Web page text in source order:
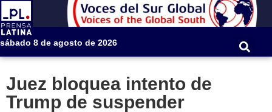
sábado 8 de agosto de 2026
Juez bloquea intento de
Trump de suspender